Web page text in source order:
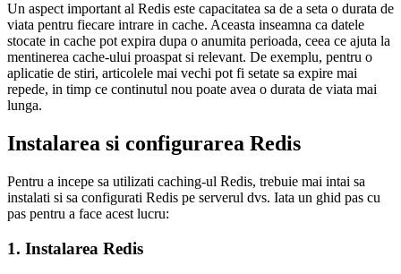
Un aspect important al Redis este capacitatea sa de a seta o durata de
viata pentru fiecare intrare in cache. Aceasta inseamna ca datele
stocate in cache pot expira dupa o anumita perioada, ceea ce ajuta la
mentinerea cache-ului proaspat si relevant. De exemplu, pentru o
aplicatie de stiri, articolele mai vechi pot fi setate sa expire mai
repede, in timp ce continutul nou poate avea o durata de viata mai
lunga.
Instalarea si configurarea Redis
Pentru a incepe sa utilizati caching-ul Redis, trebuie mai intai sa
instalati si sa configurati Redis pe serverul dvs. Iata un ghid pas cu
pas pentru a face acest lucru:
1. Instalarea Redis